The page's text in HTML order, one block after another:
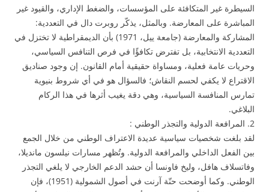
السيطرة غير المتكافئة على المؤسسات، والضغط الإداري، والقيود غير
المباشرة على المعارضة. وبالمثل، يذكّر روبرت دال في التعددية:
المشاركة والمعارضة (جامعة ييل، 1971) بأن الديمقراطية لا تختزل في
التعددية الانتخابية، بل تفترض تكافؤًا في فرص التنافس السياسي،
وحريات عامة فعلية، ومساواة حقيقية أمام القانون. إن وجود صناديق
الاقتراع لا يكفي لحسم النقاش؛ فالسؤال هو في أي شروط بنيوية
تمارس المنافسة السياسية، وهي دقة يغيب أثرها في هذا الركام
البلاغي.
2. المرافعة الدولية والتجذر الوطني :
لقد بلغت شخصيات سياسية عديدة الاعتراف الوطني من خلال الجمع
بين الفعل الداخلي والمرافعة الدولية. وتُظهر مسارات نيلسون مانديلا،
وفاتسلاف هافل، وليخ فاونسا أن حشد الدعم الخارجي لا يلغي التجذر
الوطني. وكما أوضحت حنّة آرنت في أصول الشمولية (1951)، فإن